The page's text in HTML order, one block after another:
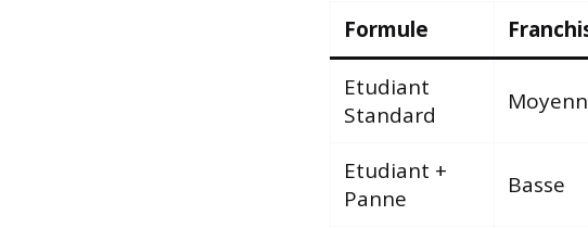
Formule
Etudiant
Standard
Etudiant +
Panne
Basse